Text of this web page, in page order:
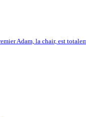
Adam, la chair, est